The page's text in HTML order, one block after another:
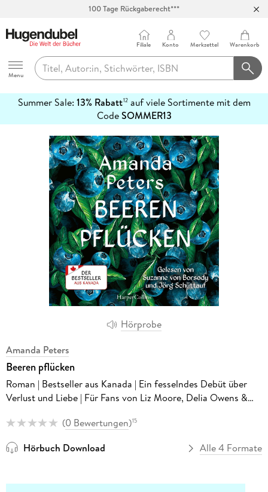
100 Tage Rückgaberecht***
Hugendubel
Menu
Filiale Konto Merkzettel Warenkorb
Summer Sale: 13% Rabatt12auf viele Sortimente mit dem
CodeSOMMER13
erfahren
Hörprobe
Amanda Peters
Beeren pflücken
Roman | Bestseller aus Kanada | Ein fesselndes Debüt über
Verlust und Liebe | Für Fans von Liz Moore, Delia Owens &
(0 Bewertungen)15
Hörbuch Download Alle 4 Formate